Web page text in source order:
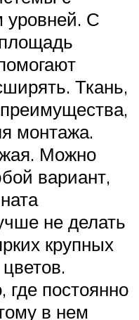
С
Ткань,
монтажа.
Можно
вариант,
не делать
крупных
где постоянно
в нем